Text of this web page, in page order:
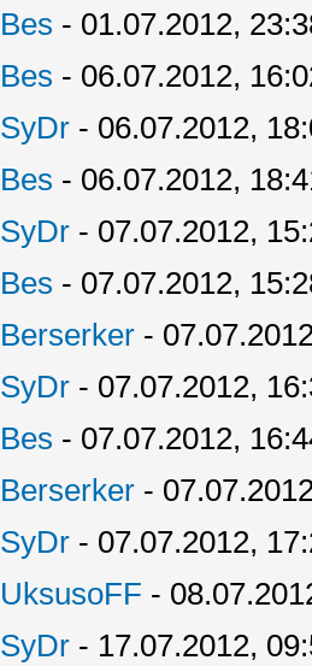
Bes - 01.07.2012,
Bes - 06.07.2012,
SyDr - 06.07.2012,
Bes - 06.07.2012,
SyDr - 07.07.2012,
Bes - 07.07.2012,
Berserker -
SyDr - 07.07.2012,
Bes - 07.07.2012,
Berserker -
SyDr - 07.07.2012,
UksusoFF -
SyDr - 17.07.2012,